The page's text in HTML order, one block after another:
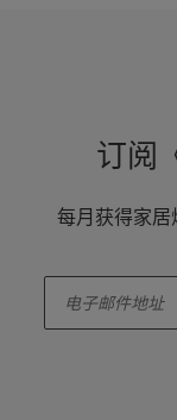
订阅
每月获得家居